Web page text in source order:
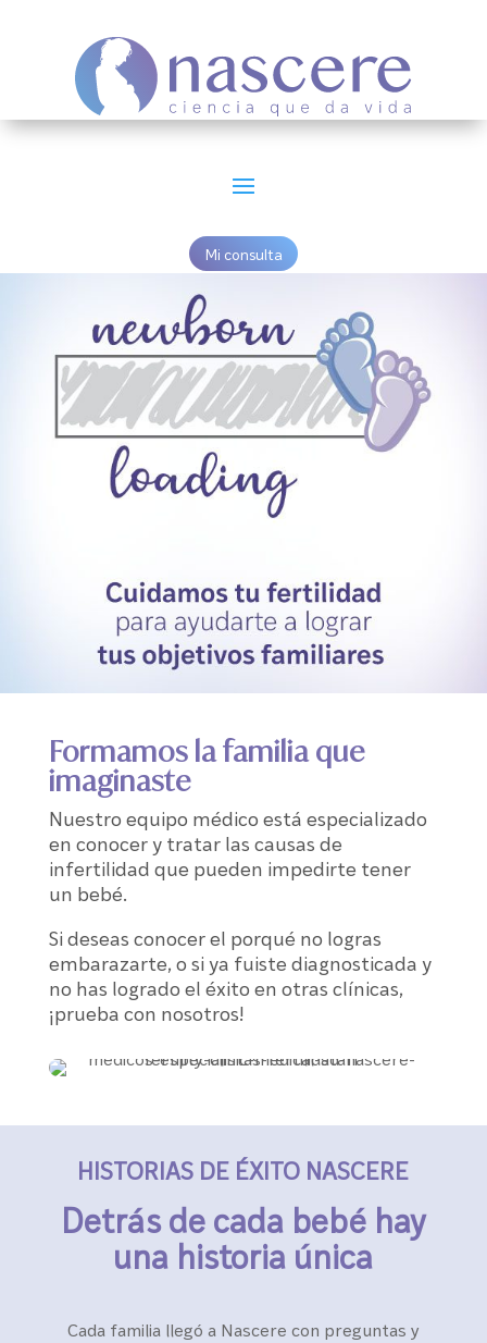
Mi consulta
Formamos la familia que
imaginaste
Nuestro equipo médico está especializado
en conocer y tratar las causas de
infertilidad que pueden impedirte tener
un bebé.
Si deseas conocer el porqué no logras
embarazarte, o si ya fuiste diagnosticada y
no has logrado el éxito en otras clínicas,
¡prueba con nosotros!
HISTORIAS DE ÉXITO NASCERE
Detrás de cada bebé hay
una historia única
Cada familia llegó a Nascere con preguntas y